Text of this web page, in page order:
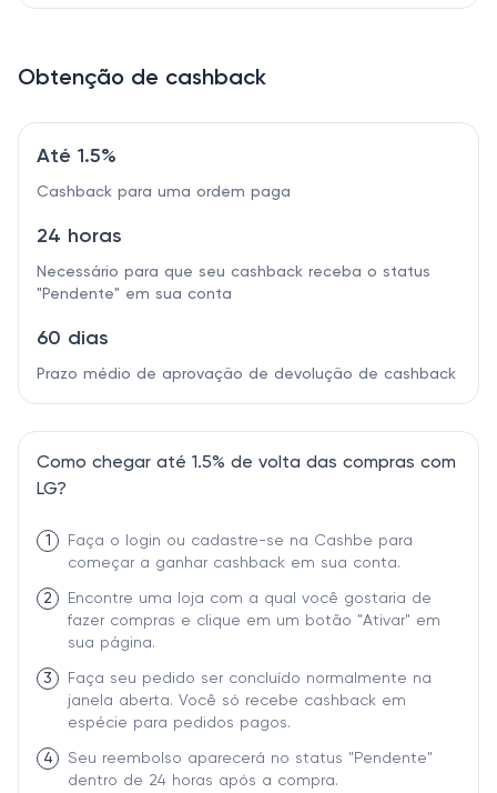
Obtenção de cashback
Até 1.5%
Cashback para uma ordem paga
24 horas
Necessário para que seu cashback receba o status
"Pendente" em sua conta
60 dias
Prazo médio de aprovação de devolução de cashback
Como chegar até 1.5% de volta das compras com
LG?
1
Faça o login ou cadastre-se na Cashbe para
começar a ganhar cashback em sua conta.
2
Encontre uma loja com a qual você gostaria de
fazer compras e clique em um botão "Ativar" em
sua página.
3
Faça seu pedido ser concluído normalmente na
janela aberta. Você só recebe cashback em
espécie para pedidos pagos.
4
Seu reembolso aparecerá no status "Pendente"
dentro de 24 horas após a compra.